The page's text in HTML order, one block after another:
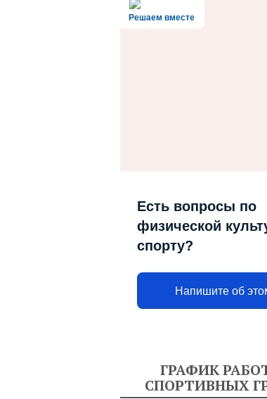
Решаем вместе
Есть вопросы по
физической
спорту?
Напишите об
ГРАФИК
СПОРТИВНЫХ